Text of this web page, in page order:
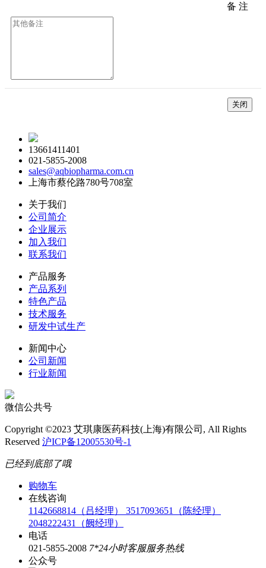
备 注
关闭
13661411401
021-5855-2008
sales@aqbiopharma.com.cn
上海市蔡伦路780号708室
关于我们
公司简介
企业展示
加入我们
联系我们
产品服务
产品系列
特色产品
技术服务
研发中试生产
新闻中心
公司新闻
行业新闻
微信公共号
Copyright ©2023 艾琪康医药科技(上海)有限公司, All Rights
Reserved 沪ICP备12005530号-1
已经到底部了哦
购物车
在线咨询
1142668814（吕经理） 3517093651（陈经理）
2048222431（阙经理）
电话
021-5855-2008 7*24小时客服服务热线
公众号